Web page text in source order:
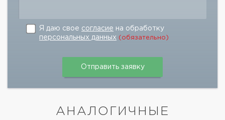
Я даю свое согласие на обработку
персональных данных (обязательно)
АНАЛОГИЧНЫЕ